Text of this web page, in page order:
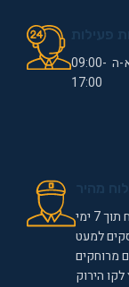
ימי חול א-ה 09:00-
17:00
משלוח תוך 7 ימי
למעט
מרוחקים
לקו הירוק